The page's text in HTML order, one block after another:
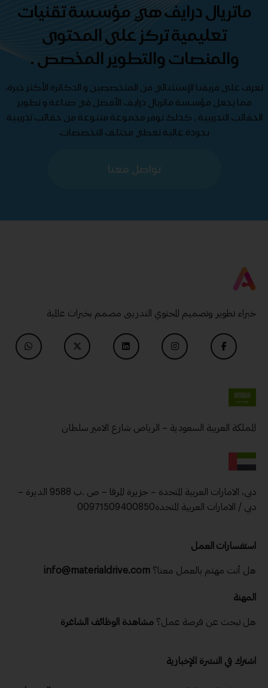
ماتريال درايف هي مؤسسة تقنيات
تعليمية تركز على المحتوى
والمنصات والتطوير المخصص .
تعرف على فريقنا الإستثنائي من المتخصصين و الدكاترة الأكثر خبرة،
مما يجعل مؤسسة ماتريال درايف الأفضل في صناعة و تطوير
الحقائب التدريبية , كذلك نوفر مجموعة متنوعة من حقائب تدريبية
بجودة عالية تغطي مختلف التخصصات
تواصل معنا
خبراء تطوير وتصميم المحتوي التدريبى مصمم بخبرات عالمية
المملكة العربية السعودية – الرياض شارع الامير سلطان
دبي، الامارات العربية المتحدة – جزيرة المرفا – ص .ب 9588 الديرة –
دبي / الامارات العربية المتحدة00971509400850
استفسارات العمل
هل أنت مهتم بالعمل معنا؟ info@materialdrive.com
المهنة
هل تبحث عن فرصة عمل؟ مشاهدة الوظائف الشاغرة
اشترك في النشرة الإخبارية